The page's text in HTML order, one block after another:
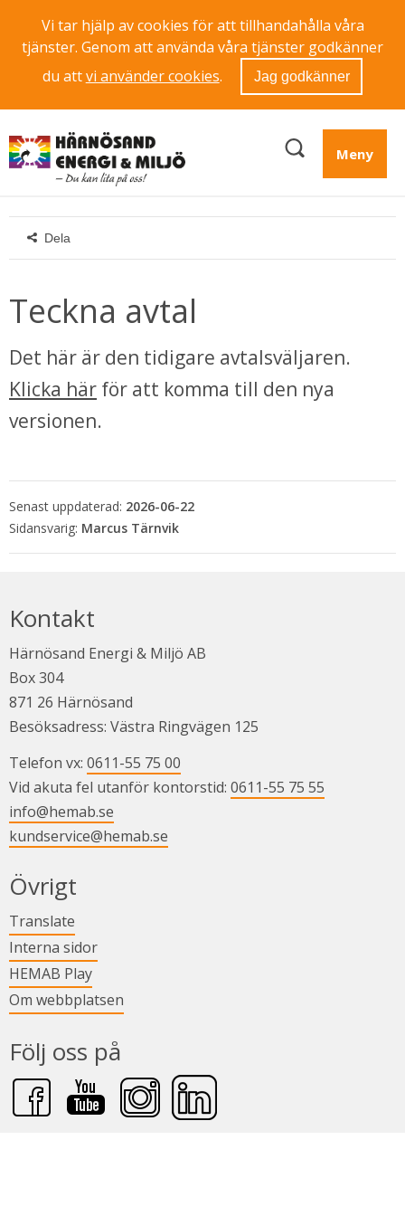
Vi tar hjälp av cookies för att tillhandahålla våra
tjänster. Genom att använda våra tjänster godkänner
du attvi använder cookies. Jag godkänner
Meny
i nytt fönster.
Dela
Teckna avtal
Klicka här för att komma till den nya
versionen.
Senast uppdaterad: 2026-06-22
Marcus Tärnvik
Kontakt
Härnösand Energi & Miljö AB
Box 304
871 26 Härnösand
Besöksadress: Västra Ringvägen 125
Telefon vx: 0611-55 75 00
Vid akuta fel utanför kontorstid: 0611-55 75 55
info@hemab.se
kundservice@hemab.se
Övrigt
Translate
Interna sidorLänk till annan webbplats.
HEMAB PlayLänk till annan webbplats.
Om webbplatsen
Följ oss på